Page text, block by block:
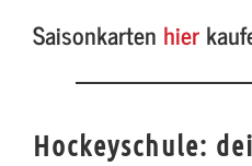
Saisonkarten hier
Hockeyschule: